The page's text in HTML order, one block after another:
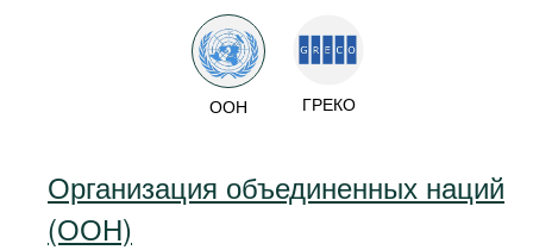
ООН ГРЕКО
Организация объединенных наций
(ООН)